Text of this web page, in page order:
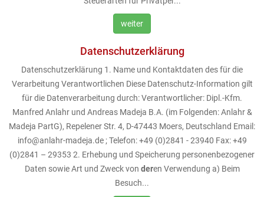
weiter
Datenschutzerklärung
Datenschutzerklärung 1. Name und Kontaktdaten des für die
Verarbeitung Verantwortlichen Diese Datenschutz-Information gilt
für die Datenverarbeitung durch: Verantwortlicher: Dipl.-Kfm.
Manfred Anlahr und Andreas Madeja B.A. (im Folgenden: Anlahr &
Madeja PartG), Repelener Str. 4, D-47443 Moers, Deutschland Email:
info@anlahr-madeja.de ; Telefon: +49 (0)2841 - 23940 Fax: +49
(0)2841 – 29353 2. Erhebung und Speicherung personenbezogener
Daten sowie Art und Zweck von deren Verwendung a) Beim
Besuch...